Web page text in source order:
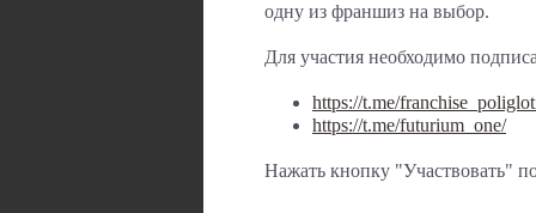
одну из франшиз на выбор.
Для участия необходимо
https://t.me/
https://t.me/futurium_one/
Нажать кнопку "Участвовать"